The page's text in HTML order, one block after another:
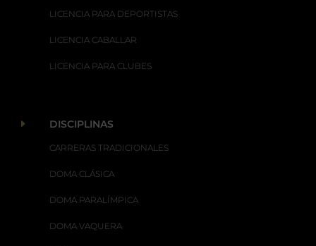
LICENCIA PARA DEPORTISTAS
LICENCIA CABALLAR
LICENCIA PARA CLUBES
E DISCIPLINAS
CARRERAS TRADICIONALES
DOMA CLÁSICA
DOMA PARALÍMPICA
DOMA VAQUERA